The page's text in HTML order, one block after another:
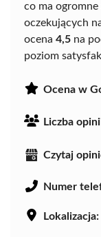
co ma
oczekujących
ocena 4,5 na
poziom
Ocena w
Liczba
Czytaj
Numer
Lokalizacja: